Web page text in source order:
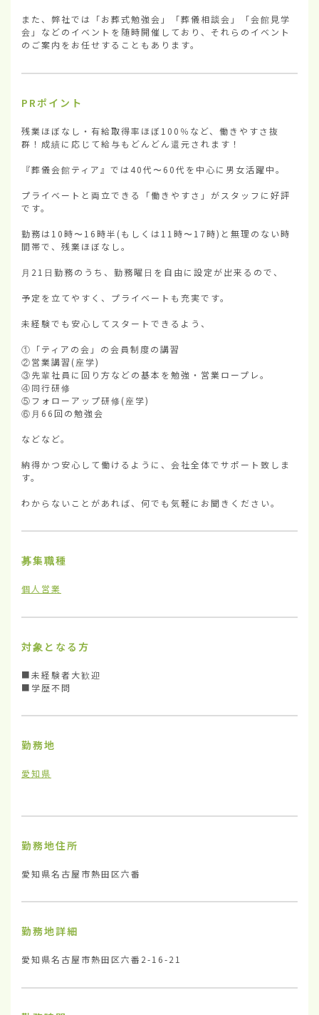
また、弊社では「お葬式勉強会」「葬儀相談会」「会館見学
会」などのイベントを随時開催しており、それらのイベント
のご案内をお任せすることもあります。
PRポイント
残業ほぼなし・有給取得率ほぼ100％など、働きやすさ抜
群！成績に応じて給与もどんどん還元されます！
『葬儀会館ティア』では40代〜60代を中心に男女活躍中。
プライベートと両立できる「働きやすさ」がスタッフに好評
です。
勤務は10時〜16時半(もしくは11時〜17時)と無理のない時
間帯で、残業ほぼなし。
月21日勤務のうち、勤務曜日を自由に設定が出来るので、
予定を立てやすく、プライベートも充実です。
未経験でも安心してスタートできるよう、
①「ティアの会」の会員制度の講習
②営業講習(座学)
③先輩社員に回り方などの基本を勉強・営業ロープレ。
④同行研修
⑤フォローアップ研修(座学)
⑥月66回の勉強会
などなど。
納得かつ安心して働けるように、会社全体でサポート致しま
す。
わからないことがあれば、何でも気軽にお聞きください。
募集職種
個人営業
対象となる方
■未経験者大歓迎
■学歴不問
勤務地
愛知県
勤務地住所
愛知県名古屋市熱田区六番
勤務地詳細
愛知県名古屋市熱田区六番2-16-21